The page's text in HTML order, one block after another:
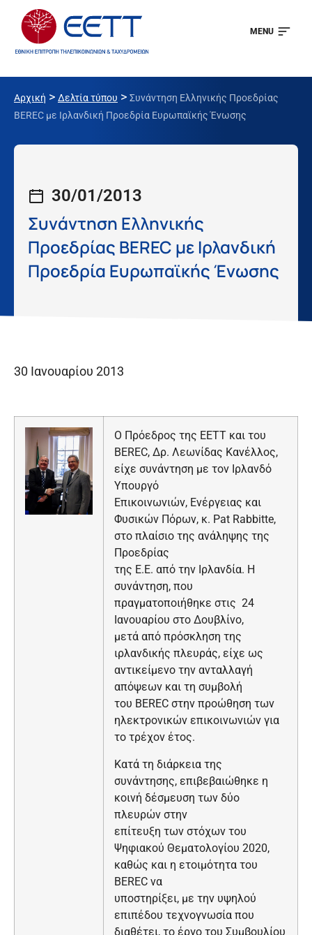
MENU
Αρχική > Δελτία τύπου > Συνάντηση Ελληνικής Προεδρίας
BEREC με Ιρλανδική Προεδρία Ευρωπαϊκής Ένωσης
30/01/2013
Συνάντηση Ελληνικής
Προεδρίας BEREC με Ιρλανδική
Προεδρία Ευρωπαϊκής Ένωσης
30 Ιανουαρίου 2013
Ο Πρόεδρος της ΕΕΤΤ και του
BEREC, Δρ. Λεωνίδας Κανέλλος,
είχε συνάντηση με τον Ιρλανδό
Υπουργό
Επικοινωνιών, Ενέργειας και
Φυσικών Πόρων, κ. Pat Rabbitte,
στο πλαίσιο της ανάληψης της
Προεδρίας
της Ε.Ε. από την Ιρλανδία. Η
συνάντηση, που
πραγματοποιήθηκε στις 24
Ιανουαρίου στο Δουβλίνο,
μετά από πρόσκληση της
ιρλανδικής πλευράς, είχε ως
αντικείμενο την ανταλλαγή
απόψεων και τη συμβολή
του BEREC στην προώθηση των
ηλεκτρονικών επικοινωνιών για
το τρέχον έτος.
Κατά τη διάρκεια της
συνάντησης, επιβεβαιώθηκε η
κοινή δέσμευση των δύο
πλευρών στην
επίτευξη των στόχων του
Ψηφιακού Θεματολογίου 2020,
καθώς και η ετοιμότητα του
BEREC να
υποστηρίξει, με την υψηλού
επιπέδου τεχνογνωσία που
διαθέτει, το έργο του Συμβουλίου